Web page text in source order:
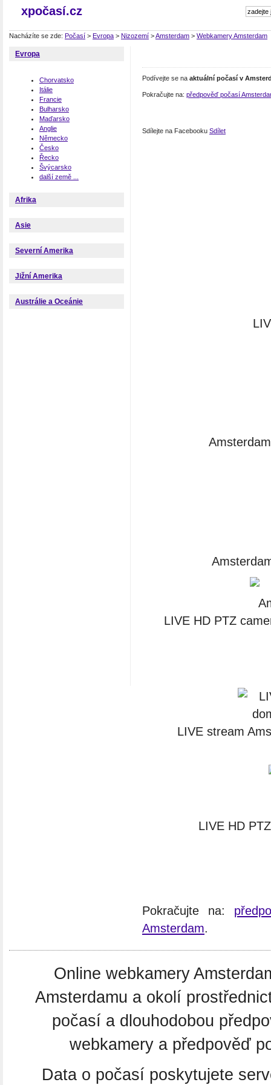
xpočasí.cz
Nacházíte se zde: Počasí > Evropa > Nizozemí >Amsterdam > Webkamery Amsterdam
Evropa
Chorvatsko
Itálie
Francie
Bulharsko
Maďarsko
Anglie
Německo
Česko
Řecko
Švýcarsko
další země ...
Afrika
Asie
Severní Amerika
Jižní Amerika
Austrálie a Oceánie
Podívejte se na aktuální počasí v
Pokračujte na: předpověď počasí
Sdílejte na Facebooku Sdílet
LIVE HD PTZ
LIVE stream
LIVE HD
Pokračujte na:
Amsterdam.
Online webkamery
Amsterdamu a okolí
počasí a dlouhodobou
webkamery a předpověď
Data o počasí poskytujete